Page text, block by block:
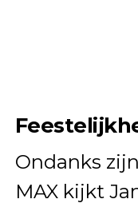
Ondanks
MAX kijkt